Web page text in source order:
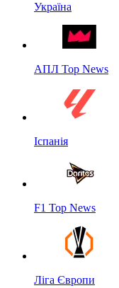
Україна
АПЛ Top News
Іспанія
F1 Top News
Ліга Європи